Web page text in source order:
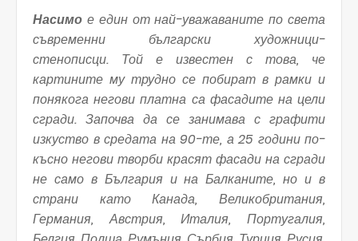
Насимо е един от най-уважаваните по света
съвременни български художници-
стенописци. Той е известен с това, че
картините му трудно се побират в рамки и
понякога негови платна са фасадите на цели
сгради. Започва да се занимава с графити
изкуство в средата на 90-те, а 25 години по-
късно негови творби красят фасади на сгради
не само в България и на Балканите, но и в
страни като Канада, Великобритания,
Германия, Австрия, Италия, Португалия,